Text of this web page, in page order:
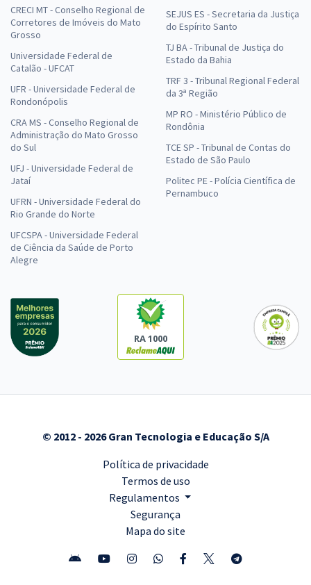
CRECI MT - Conselho Regional de
Corretores de Imóveis do Mato
Grosso
Universidade Federal de
Catalão - UFCAT
UFR - Universidade Federal de
Rondonópolis
CRA MS - Conselho Regional de
Administração do Mato Grosso
do Sul
UFJ - Universidade Federal de
Jataí
UFRN - Universidade Federal do
Rio Grande do Norte
UFCSPA - Universidade Federal
de Ciência da Saúde de Porto
Alegre
SEJUS ES - Secretaria da Justiça
do Espírito Santo
TJ BA - Tribunal de Justiça do
Estado da Bahia
TRF 3 - Tribunal Regional Federal
da 3ª Região
MP RO - Ministério Público de
Rondônia
TCE SP - Tribunal de Contas do
Estado de São Paulo
Politec PE - Polícia Científica de
Pernambuco
RA 1000
© 2012 - 2026 Gran Tecnologia e Educação S/A
Política de privacidade
Termos de uso
Regulamentos
Segurança
Mapa do site